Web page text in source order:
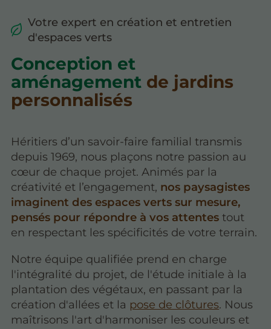
Votre expert en création et entretien
d'espaces verts
Conception et
aménagement de jardins
personnalisés
Héritiers d’un savoir-faire familial transmis
depuis 1969, nous plaçons notre passion au
cœur de chaque projet. Animés par la
créativité et l’engagement, nos paysagistes
imaginent des espaces verts sur mesure,
pensés pour répondre à vos attentes tout
en respectant les spécificités de votre terrain.
Notre équipe qualifiée prend en charge
l'intégralité du projet, de l'étude initiale à la
plantation des végétaux, en passant par la
création d'allées et la pose de clôtures. Nous
maîtrisons l'art d'harmoniser les couleurs et